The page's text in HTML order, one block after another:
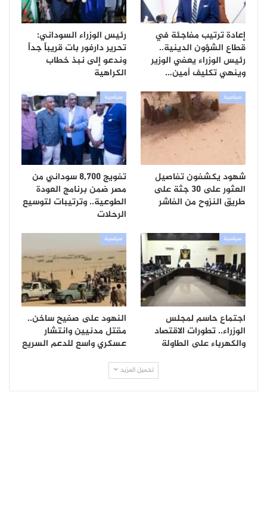
إعادة ترتيب مفاجئة في
قطاع الشؤون الدينية..
رئيس الوزراء يعفي الوزير
وينهي تكليف أمين…
رئيس الوزراء السوداني:
تحرير دارفور بات قريباً جداً
وندعو إلى نبذ خطاب
الكراهية
سياسية
شهود يكشفون تفاصيل
العثور على 30 جثة على
طريق النزوح من الفاشر
سياسية
تفويج 8,700 سوداني من
مصر ضمن برنامج العودة
الطوعية.. وترتيبات لتوسيع
الرحلات
سياسية
اجتماع حاسم لمجلس
الوزراء.. تطورات الاقتصاد
والكهرباء على الطاولة
سياسية
النهود على صفيح ساخن..
مقتل مدنيين وانتشار
عسكري واسع للدعم السريع
تحميل المزيد